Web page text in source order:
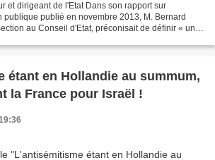
et dirigeant de l'Etat Dans son rapport sur
publique publié en novembre 2013, M. Bernard
au Conseil d'Etat, préconisait de définir « une
étant en Hollandie au summum,
la France pour Israël !